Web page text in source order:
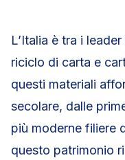
L’Italia è tra i
riciclo di carta e
questi materiali
secolare, dalle
più moderne filiere
questo patrimonio